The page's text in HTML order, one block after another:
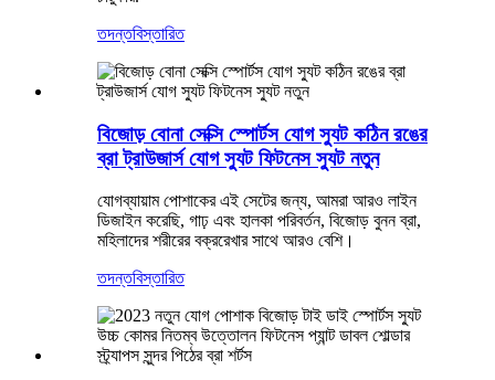
তদন্তবিস্তারিত
বিজোড় বোনা সেক্সি স্পোর্টস যোগ স্যুট কঠিন রঙের
ব্রা ট্রাউজার্স যোগ স্যুট ফিটনেস স্যুট নতুন
যোগব্যায়াম পোশাকের এই সেটের জন্য, আমরা আরও লাইন
ডিজাইন করেছি, গাঢ় এবং হালকা পরিবর্তন, বিজোড় বুনন ব্রা,
মহিলাদের শরীরের বক্ররেখার সাথে আরও বেশি।
তদন্তবিস্তারিত